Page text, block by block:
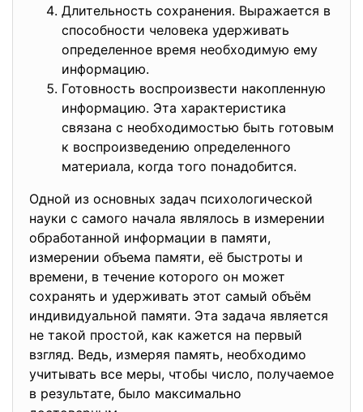
Длительность сохранения. Выражается в
способности человека удерживать
определенное время необходимую ему
информацию.
Готовность воспроизвести накопленную
информацию. Эта характеристика
связана с необходимостью быть готовым
к воспроизведению определенного
материала, когда того понадобится.
Одной из основных задач психологической
науки с самого начала являлось в измерении
обработанной информации в памяти,
измерении объема памяти, её быстроты и
времени, в течение которого он может
сохранять и удерживать этот самый объём
индивидуальной памяти. Эта задача является
не такой простой, как кажется на первый
взгляд. Ведь, измеряя память, необходимо
учитывать все меры, чтобы число, получаемое
в результате, было максимально